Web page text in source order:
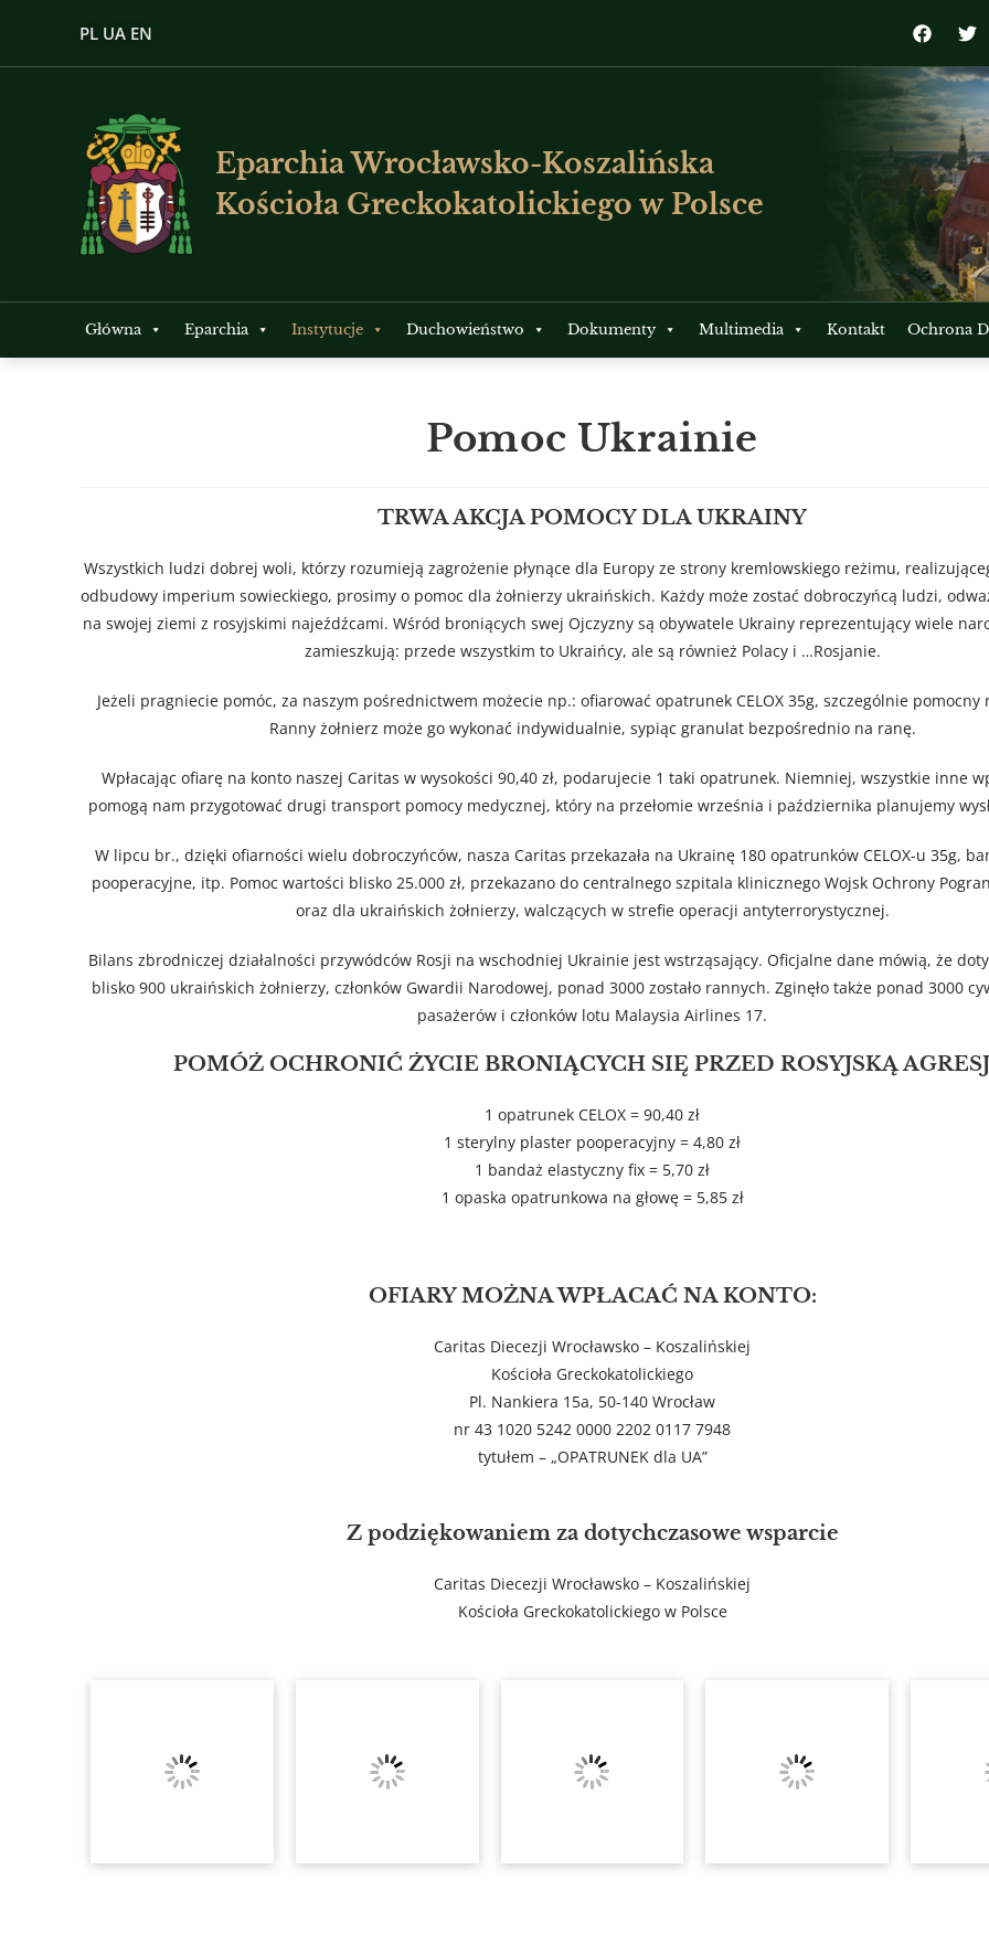
PL UA EN
Eparchia Wrocławsko-Koszalińska
Kościoła Greckokatolickiego w Polsce
Główna Eparchia Instytucje Duchowieństwo Dokumenty Multimedia Kontakt Ochrona
Pomoc Ukrainie
TRWA AKCJA POMOCY DLA UKRAINY
Wszystkich ludzi dobrej woli, którzy rozumieją zagrożenie płynące dla Europy ze strony kremlowskiego reżimu,
odbudowy imperium sowieckiego, prosimy o pomoc dla żołnierzy ukraińskich. Każdy może zostać dobroczyńcą ludzi,
na swojej ziemi z rosyjskimi najeźdźcami. Wśród broniących swej Ojczyzny są obywatele Ukrainy reprezentujący wiele
zamieszkują: przede wszystkim to Ukraińcy, ale są również Polacy i …Rosjanie.
Jeżeli pragniecie pomóc, za naszym pośrednictwem możecie np.: ofiarować opatrunek CELOX 35g, szczególnie pomocny
Ranny żołnierz może go wykonać indywidualnie, sypiąc granulat bezpośrednio na ranę.
Wpłacając ofiarę na konto naszej Caritas w wysokości 90,40 zł, podarujecie 1 taki opatrunek. Niemniej, wszystkie inne
pomogą nam przygotować drugi transport pomocy medycznej, który na przełomie września i października planujemy
W lipcu br., dzięki ofiarności wielu dobroczyńców, nasza Caritas przekazała na Ukrainę 180 opatrunków CELOX-u 35g,
pooperacyjne, itp. Pomoc wartości blisko 25.000 zł, przekazano do centralnego szpitala klinicznego Wojsk Ochrony
oraz dla ukraińskich żołnierzy, walczących w strefie operacji antyterrorystycznej.
Bilans zbrodniczej działalności przywódców Rosji na wschodniej Ukrainie jest wstrząsający. Oficjalne dane mówią, że
blisko 900 ukraińskich żołnierzy, członków Gwardii Narodowej, ponad 3000 zostało rannych. Zginęło także ponad 3000
pasażerów i członków lotu Malaysia Airlines 17.
POMÓŻ OCHRONIĆ ŻYCIE BRONIĄCYCH SIĘ PRZED ROSYJSKĄ
1 opatrunek CELOX = 90,40 zł
1 sterylny plaster pooperacyjny = 4,80 zł
1 bandaż elastyczny fix = 5,70 zł
1 opaska opatrunkowa na głowę = 5,85 zł
OFIARY MOŻNA WPŁACAĆ NA KONTO:
Caritas Diecezji Wrocławsko – Koszalińskiej
Kościoła Greckokatolickiego
Pl. Nankiera 15a, 50-140 Wrocław
nr 43 1020 5242 0000 2202 0117 7948
tytułem – „OPATRUNEK dla UA”
Z podziękowaniem za dotychczasowe wsparcie
Caritas Diecezji Wrocławsko – Koszalińskiej
Kościoła Greckokatolickiego w Polsce